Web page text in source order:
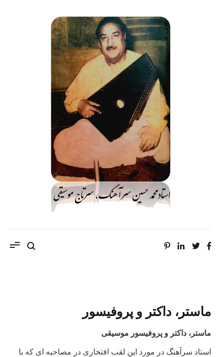
ویب سایت استاد محمد حسین سراهنگ، سرتاج
ماستر، داکتر و پروفیسور
ماستر، داکتر و پروفیسور موسیقی
استاد سرآهنگ در مورد این لقب افتخاری در مصاحبه ای که با